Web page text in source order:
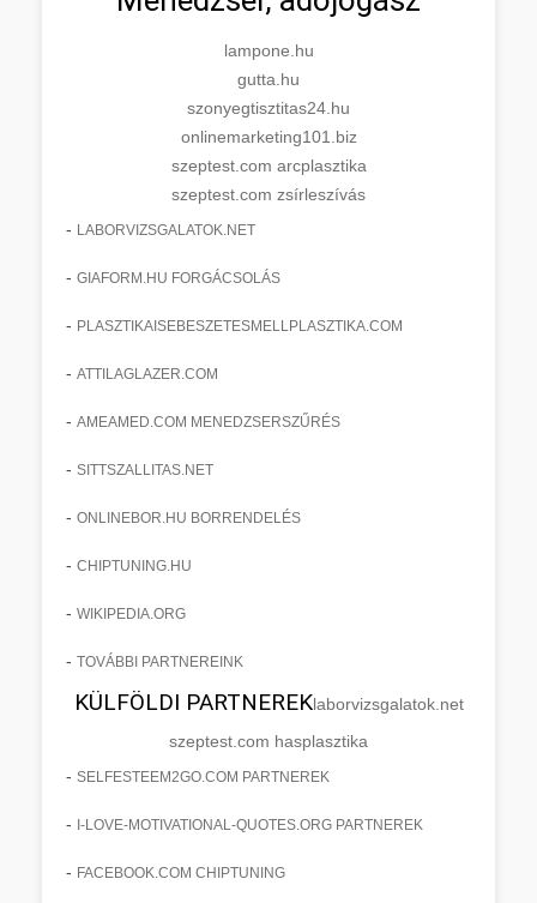
lampone.hu
gutta.hu
szonyegtisztitas24.hu
onlinemarketing101.biz
szeptest.com arcplasztika
szeptest.com zsírleszívás
- LABORVIZSGALATOK.NET
- GIAFORM.HU FORGÁCSOLÁS
- PLASZTIKAISEBESZETESMELLPLASZTIKA.COM
- ATTILAGLAZER.COM
- AMEAMED.COM MENEDZSERSZŰRÉS
- SITTSZALLITAS.NET
- ONLINEBOR.HU BORRENDELÉS
- CHIPTUNING.HU
- WIKIPEDIA.ORG
- TOVÁBBI PARTNEREINK
KÜLFÖLDI PARTNEREKlaborvizsgalatok.net
szeptest.com hasplasztika
- SELFESTEEM2GO.COM PARTNEREK
- I-LOVE-MOTIVATIONAL-QUOTES.ORG PARTNEREK
- FACEBOOK.COM CHIPTUNING